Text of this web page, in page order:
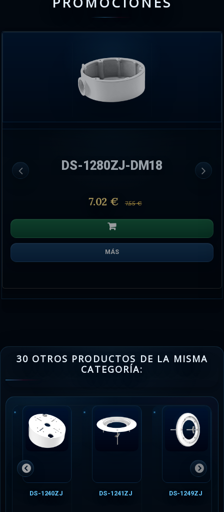
DS-1280ZJ-DM18
7.02 € 7.55 €
MÁS
30 OTROS PRODUCTOS DE LA MISMA
CATEGORÍA:
DS-1240ZJ DS-1241ZJ DS-1249ZJ